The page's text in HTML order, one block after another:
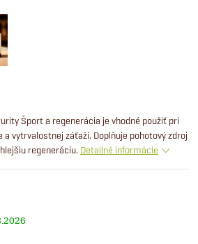
Šport a regenerácia je vhodné použiť pri
vytrvalostnej záťaži. Doplňuje pohotový zdroj
regeneráciu. Detailné informácie